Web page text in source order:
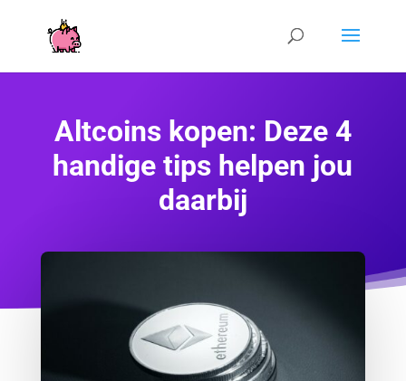
Altcoins kopen: Deze 4
handige tips helpen jou
daarbij